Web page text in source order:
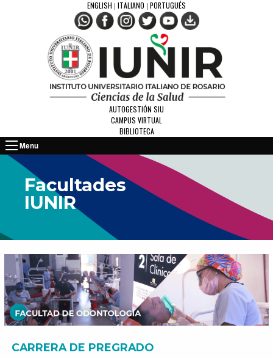
ENGLISH | ITALIANO | PORTUGUÉS
AUTOGESTIÓN SIU
CAMPUS VIRTUAL
BIBLIOTECA
Menu
Facultades
IUNIR
CARRERA DE PREGRADO